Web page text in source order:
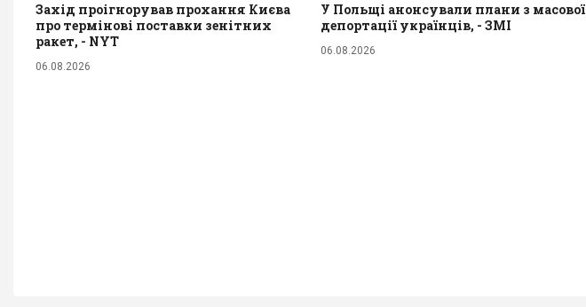
Захід проігнорував прохання Києва
про термінові поставки зенітних
ракет, - NYT
06.08.2026
У Польщі анонсували плани з масової
депортації українців, - ЗМІ
06.08.2026